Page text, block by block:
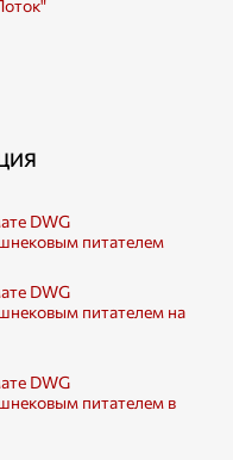
DWG
питателем
DWG
питателем на
DWG
питателем в